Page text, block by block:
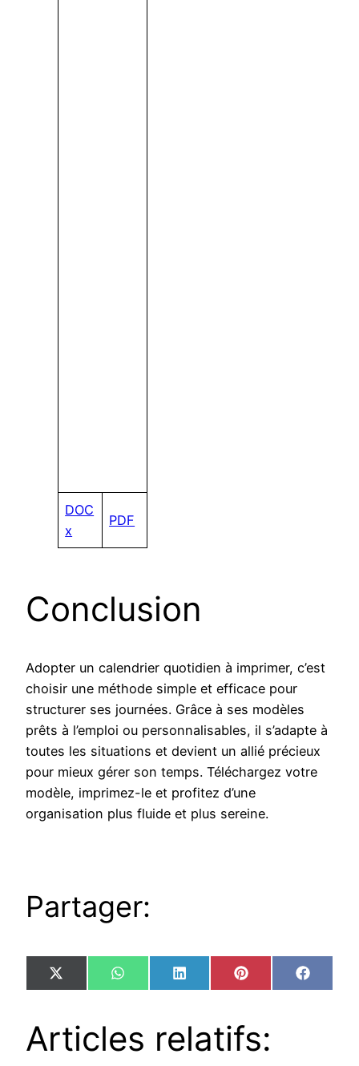
DOC
x
PDF
Conclusion
Adopter un calendrier quotidien à imprimer, c’est
choisir une méthode simple et efficace pour
structurer ses journées. Grâce à ses modèles
prêts à l’emploi ou personnalisables, il s’adapte à
toutes les situations et devient un allié précieux
pour mieux gérer son temps. Téléchargez votre
modèle, imprimez-le et profitez d’une
organisation plus fluide et plus sereine.
Partager:
Share
on
X
(Twitter)
Share
on
WhatsAppShare
on
LinkedIn Share
on
Pinterest Share
on
Articles relatifs: